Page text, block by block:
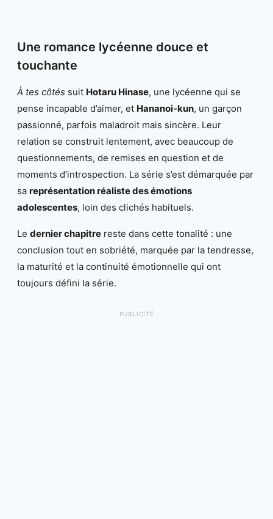
Une romance lycéenne douce et
touchante
À tes côtés suit Hotaru Hinase, une lycéenne qui se
pense incapable d’aimer, et Hananoi-kun, un garçon
passionné, parfois maladroit mais sincère. Leur
relation se construit lentement, avec beaucoup de
questionnements, de remises en question et de
moments d’introspection. La série s’est démarquée par
sa représentation réaliste des émotions
adolescentes, loin des clichés habituels.
Le dernier chapitre reste dans cette tonalité : une
conclusion tout en sobriété, marquée par la tendresse,
la maturité et la continuité émotionnelle qui ont
toujours défini la série.
PUBLICITÉ